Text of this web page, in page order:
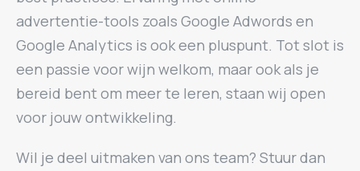
advertentie-tools zoals Google Adwords en
Google Analytics is ook een pluspunt. Tot slot is
een passie voor wijn welkom, maar ook als je
bereid bent om meer te leren, staan wij open
voor jouw ontwikkeling.
Wil je deel uitmaken van ons team? Stuur dan